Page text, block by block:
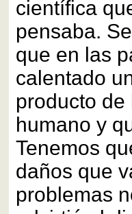
científica
pensaba.
que en las
calentado
producto
humano y
Tenemos
daños que
problemas